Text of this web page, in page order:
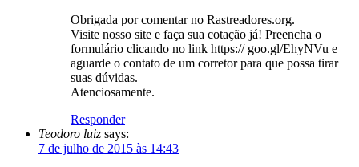
Obrigada por comentar no Rastreadores.org.
Visite nosso site e faça sua cotação já! Preencha o
formulário clicando no link https:// goo.gl/EhyNVu e
aguarde o contato de um corretor para que possa tirar
suas dúvidas.
Atenciosamente.
Responder
Teodoro luiz says:
7 de julho de 2015 às 14:43